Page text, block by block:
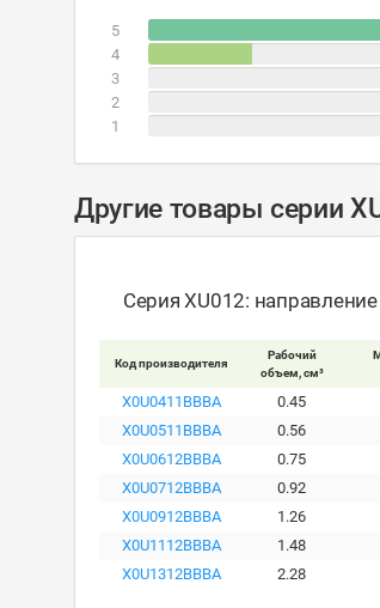
5
4
3
2
1
Другие товары серии
Серия XU012:
Код производителя
Рабочий
объем, см³
X0U0411BBBA 0.45
X0U0511BBBA
0.56
X0U0612BBBA
0.75
X0U0712BBBA
0.92
X0U0912BBBA
1.26
X0U1112BBBA
1.48
X0U1312BBBA
2.28